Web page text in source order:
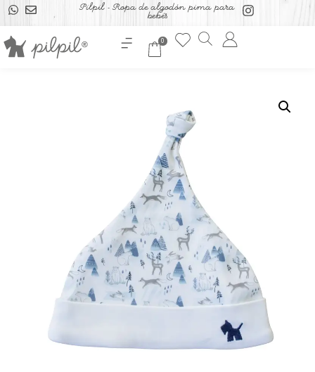
Pilpil - Ropa de algodón pima para
bebés
0